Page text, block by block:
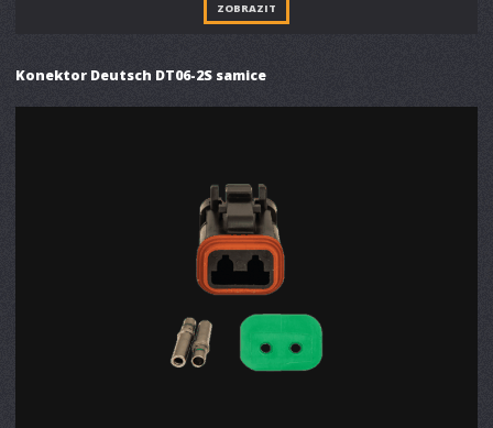
ZOBRAZIT
Konektor Deutsch DT06-2S samice